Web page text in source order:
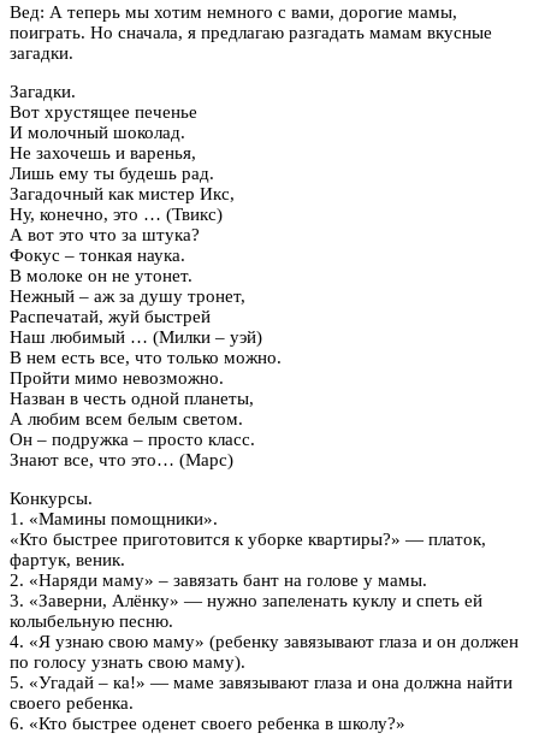
Вед: А теперь мы хотим немного с вами, дорогие мамы,
поиграть. Но сначала, я предлагаю разгадать мамам вкусные
загадки.
Загадки.
Вот хрустящее печенье
И молочный шоколад.
Не захочешь и варенья,
Лишь ему ты будешь рад.
Загадочный как мистер Икс,
Ну, конечно, это … (Твикс)
А вот это что за штука?
Фокус – тонкая наука.
В молоке он не утонет.
Нежный – аж за душу тронет,
Распечатай, жуй быстрей
Наш любимый … (Милки – уэй)
В нем есть все, что только можно.
Пройти мимо невозможно.
Назван в честь одной планеты,
А любим всем белым светом.
Он – подружка – просто класс.
Знают все, что это… (Марс)
Конкурсы.
1. «Мамины помощники».
«Кто быстрее приготовится к уборке квартиры?» — платок,
фартук, веник.
2. «Наряди маму» – завязать бант на голове у мамы.
3. «Заверни, Алёнку» — нужно запеленать куклу и спеть ей
колыбельную песню.
4. «Я узнаю свою маму» (ребенку завязывают глаза и он должен
по голосу узнать свою маму).
5. «Угадай – ка!» — маме завязывают глаза и она должна найти
своего ребенка.
6. «Кто быстрее оденет своего ребенка в школу?»